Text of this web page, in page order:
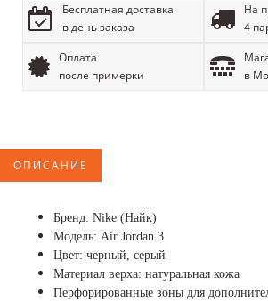
Бесплатная доставка
в день заказа
На
4
Оплата
после примерки
в
ОПИСАНИЕ
Бренд: Nike (Найк)
Модель: Air Jordan 3
Цвет: черный, серый
Материал верха: натуральная кожа
Перфорированные зоны для